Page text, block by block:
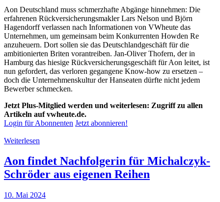
Aon Deutschland muss schmerzhafte Abgänge hinnehmen: Die
erfahrenen Rückversicherungsmakler Lars Nelson und Björn
Hagendorff verlassen nach Informationen von VWheute das
Unternehmen, um gemeinsam beim Konkurrenten Howden Re
anzuheuern. Dort sollen sie das Deutschlandgeschäft für die
ambitionierten Briten vorantreiben. Jan-Oliver Thofern, der in
Hamburg das hiesige Rückversicherungsgeschäft für Aon leitet, ist
nun gefordert, das verloren gegangene Know-how zu ersetzen –
doch die Unternehmenskultur der Hanseaten dürfte nicht jedem
Bewerber schmecken.
Jetzt Plus-Mitglied werden und weiterlesen: Zugriff zu allen
Artikeln auf vwheute.de.
Login für Abonnenten Jetzt abonnieren!
Weiterlesen
Aon findet Nachfolgerin für Michalczyk-
Schröder aus eigenen Reihen
10. Mai 2024